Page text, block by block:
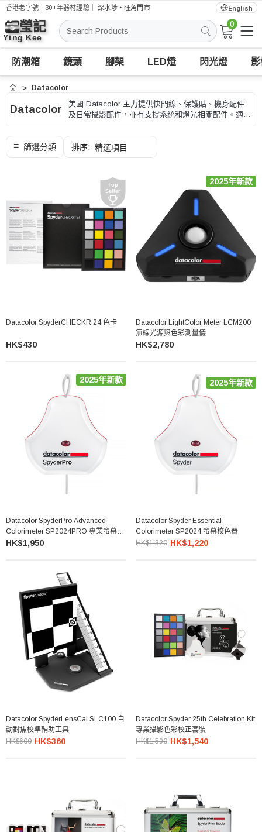
香港老字號｜30+年器材經驗｜深水埗・旺角門市 English
搜
索
0
防潮箱 鏡頭 腳架 LED燈 閃光燈
首頁 Datacolor
Datacolor
美國 Datacolor 主力提供快門線、保護貼、機身配件
及日常攝影配件，亦有支撐系統和燈光相關配件。適合
口和安裝方式、型號和用途核對。
Datacolor SpyderCHECKR 24 色卡
HK$430
2025年新款
Datacolor LightColor Meter LCM200
無線光源與色彩測量儀
HK$2,780
2025年新款
Datacolor SpyderPro Advanced
Colorimeter SP2024PRO 專業螢幕校
色器
HK$1,950
2025年新款
Datacolor Spyder Essential
Colorimeter SP2024 螢幕校色器
HK$1,320 HK$1,220
Datacolor SpyderLensCal SLC100 自
動對焦校準輔助工具
HK$600 HK$360
Datacolor Spyder 25th Celebration Kit
專業攝影色彩校正套裝
HK$1,590 HK$1,540